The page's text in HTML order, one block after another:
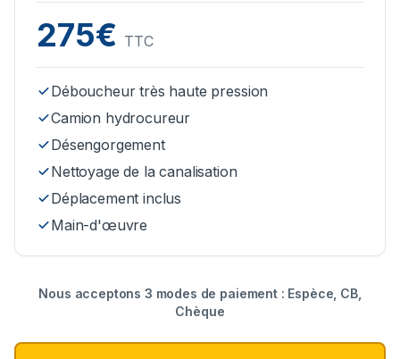
275€ TTC
Déboucheur très haute pression
Camion hydrocureur
Désengorgement
Nettoyage de la canalisation
Déplacement inclus
Main-d'œuvre
Nous acceptons 3 modes de paiement : Espèce, CB,
Chèque